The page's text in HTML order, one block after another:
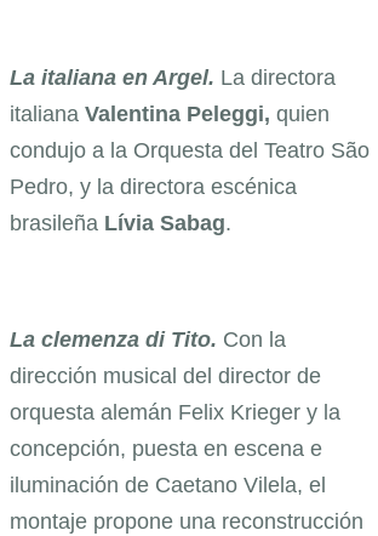
La italiana en Argel. La directora
italiana Valentina Peleggi, quien
condujo a la Orquesta del Teatro São
Pedro, y la directora escénica
brasileña Lívia Sabag.
La clemenza di Tito. Con la
dirección musical del director de
orquesta alemán Felix Krieger y la
concepción, puesta en escena e
iluminación de Caetano Vilela, el
montaje propone una reconstrucción